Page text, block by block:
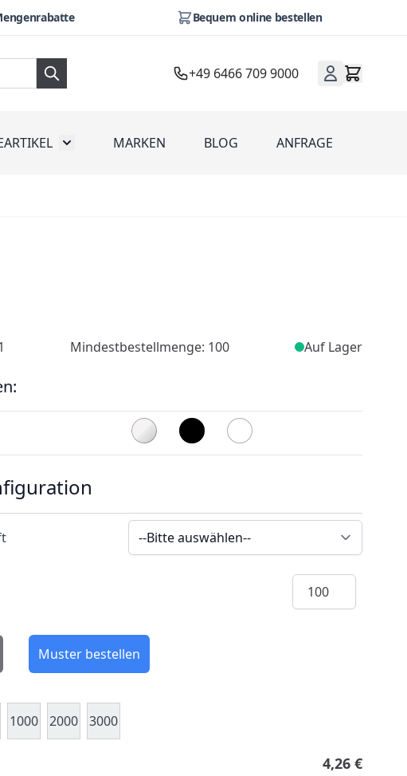
Bequem online bestellen
+49 6466 709 9000
for PromotionToggle submenu for Werbeartikel
MARKEN BLOG ANFRAGE
Mindestbestellmenge: 100 Auf Lager
Menge
Muster bestellen
1000 2000 3000
4,26 €